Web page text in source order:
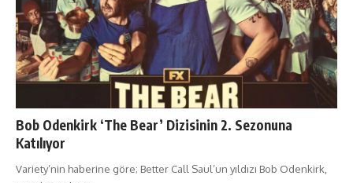
Bob Odenkirk ‘The Bear’ Dizisinin 2. Sezonuna
Katılıyor
Variety’nin haberine göre; Better Call Saul’un yıldızı Bob Odenkirk,